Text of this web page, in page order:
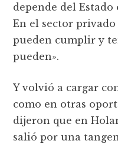
depende del Estado
En el sector privado
pueden cumplir y
pueden».
Y volvió a cargar
como en otras
dijeron que en
salió por una